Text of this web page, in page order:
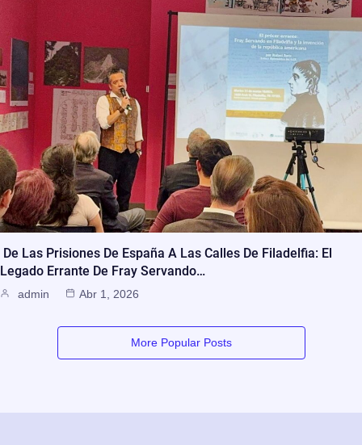
De Las Prisiones De España A Las Calles De Filadelfia: El
Legado Errante De Fray Servando…
admin Abr 1, 2026
More Popular Posts